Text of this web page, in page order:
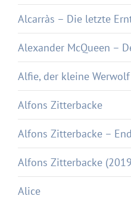
Alcarràs – Die letzte
Alexander McQueen –
Alfie, der kleine Werwolf
Alfons Zitterbacke
Alfons Zitterbacke –
Alfons Zitterbacke
Alice